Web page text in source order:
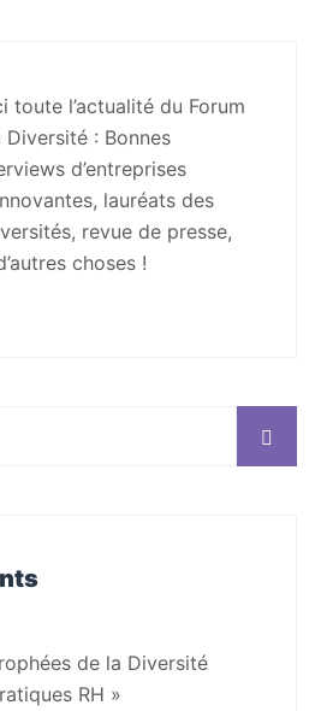
toute l’actualité du Forum
Diversité : Bonnes
d’entreprises
lauréats des
revue de presse,
choses !
de la Diversité
RH »